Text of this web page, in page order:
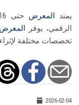
يمتد المعرض
الرقمي، يوفر
المعرض
تخصصات مختلفة
2026-02-04